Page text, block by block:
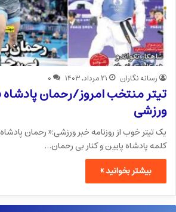
رسانه نگاران ۲۱ مرداد, ۱۴۰۳ ۰
تیتر منتخب امروز/رحمان
ورزشی
یک تیتر خوب از روزنامه خبر ورزشی:« رحمان
کلمه پادشاه پایین و کنار بی رحمان…
بیشتر بخوانید »